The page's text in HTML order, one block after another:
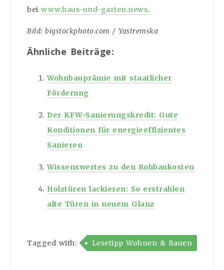
beiwww.haus-und-garten.news.
Bild: bigstockphoto.com / Yastremska
Ähnliche Beiträge:
Wohnbauprämie mit staatlicher
Förderung
Der KFW-Sanierungskredit: Gute
Konditionen für energieeffizientes
Sanieren
Wissenswertes zu den Rohbaukosten
Holztüren lackieren: So erstrahlen
alte Türen in neuem Glanz
Tagged with: Lesetipp Wohnen & Bauen